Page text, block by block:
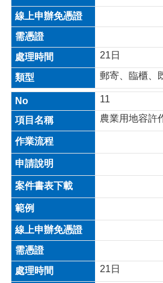
21日
郵寄、臨櫃、
11
農業用地容許
21日